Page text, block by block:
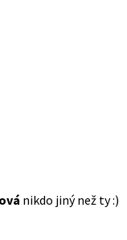
nikdo jiný než ty :)